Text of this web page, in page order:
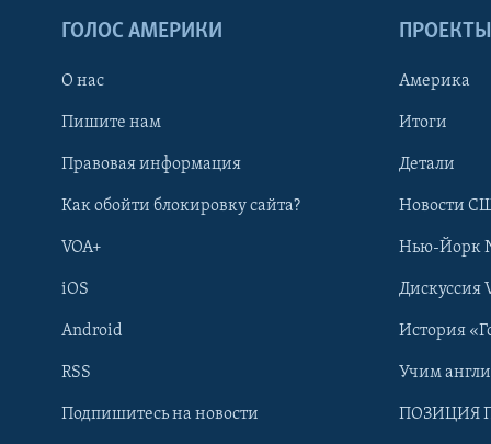
Learning English
ГОЛОС АМЕРИКИ
О нас
Пишите нам
Правовая информация
Как обойти блокировку сайта?
VOA+
iOS
Android
RSS
Подпишитесь на новости
ПРОЕКТЫ
Америка
Итоги
Детали
Новости
Нью-Йорк
Дискуссия
История
Учим
ПОЗИЦИЯ